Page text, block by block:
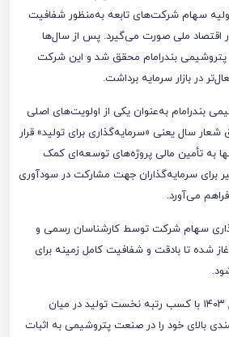
سهام شرکت‌های تابعه به‌منظور شفافیت
اقتصاد ملی صورت می‌گیرد. پس از سال‌ها
پتروشیمی بندرامام محقق شد و این شرکت
در بازار سرمایه برداشت.
بندرامام به‌عنوان یکی از اولویت‌های اصلی
سال یعنی «سرمایه‌گذاری برای تولید» قرار
به تأمین مالی پروژه‌های توسعه‌ای کمک
برای سرمایه‌گذاران جهت مشارکت در سودآوری
می‌آورد.
سهام شرکت توسط کارشناسان رسمی و
شده تا بادقت و شفافیت کامل زمینه برای
پتروشیمی بندرامام در سال ۱۴۰۳ با کسب رتبه نخست تولید در میان
بالای خود را در صنعت پتروشیمی به اثبات